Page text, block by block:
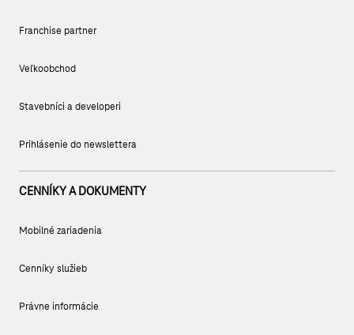
Franchise partner
Veľkoobchod
Stavebníci a developeri
Prihlásenie do newslettera
CENNÍKY A DOKUMENTY
Mobilné zariadenia
Cenníky služieb
Právne informácie